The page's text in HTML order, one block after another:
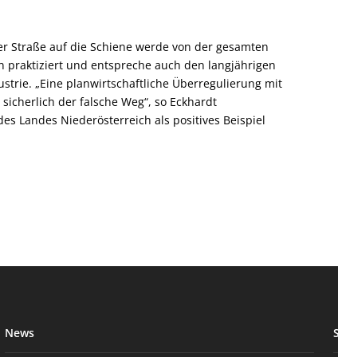
Straße auf die Schiene werde von der gesamten
praktiziert und entspreche auch den langjährigen
„Eine planwirtschaftliche Überregulierung mit
der falsche Weg“, so Eckhardt
Landes Niederösterreich als positives Beispiel
News